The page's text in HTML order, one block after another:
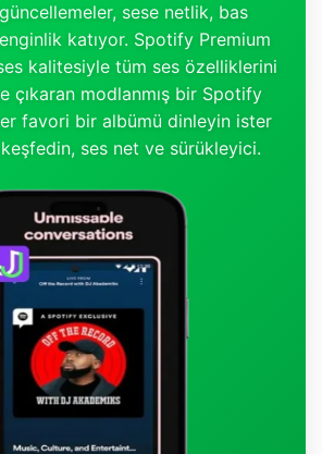
sese netlik, bas
katıyor. Spotify Premium
kalitesiyle tüm ses özelliklerini
çıkaran modlanmış bir Spotify
favori bir albümü dinleyin ister
ses net ve sürükleyici.